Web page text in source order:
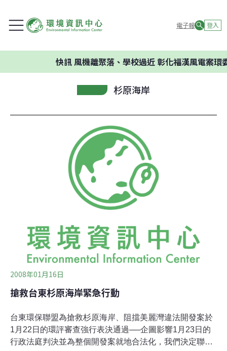
電子報 登入
風機離聚落、學校過近 彰化福漢風電案環委建
杉原海岸
2008年01月16日
搶救台東杉原海岸緊急行動
台東環保聯盟為搶救杉原海岸、阻擋美麗灣違法開發案於
1月22日的環評審查強行表決通過──企圖影響1月23日的
行政法庭判決並為整個開發案就地合法化，我們決定聯合